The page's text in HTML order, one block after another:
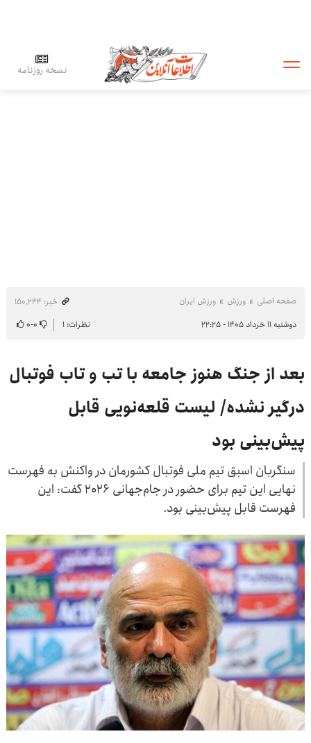
نسخه روزنامه
صفحه اصلی ورزش ورزش ایران
خبر: ۱۵۰٬۲۴۴
دوشنبه ۱۱ خرداد ۱۴۰۵ - ۲۲:۲۵
نظرات: ۱ ۰-۰
بعد از جنگ هنوز جامعه با تب و تاب فوتبال
درگیر نشده/ لیست قلعه‌نویی قابل
پیش‌بینی بود
سنگربان اسبق تیم ملی فوتبال کشورمان در واکنش به فهرست
نهایی این تیم برای حضور در جام‌جهانی ۲۰۲۶ گفت: این
فهرست قابل پیش‌بینی بود.